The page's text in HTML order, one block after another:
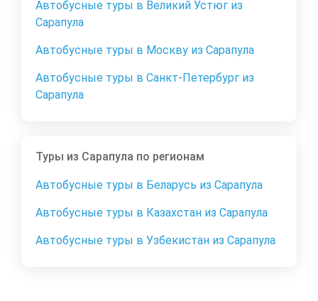
Автобусные туры в Великий Устюг из
Сарапула
Автобусные туры в Москву из Сарапула
Автобусные туры в Санкт-Петербург из
Сарапула
Туры из Сарапула по регионам
Автобусные туры в Беларусь из Сарапула
Автобусные туры в Казахстан из Сарапула
Автобусные туры в Узбекистан из Сарапула